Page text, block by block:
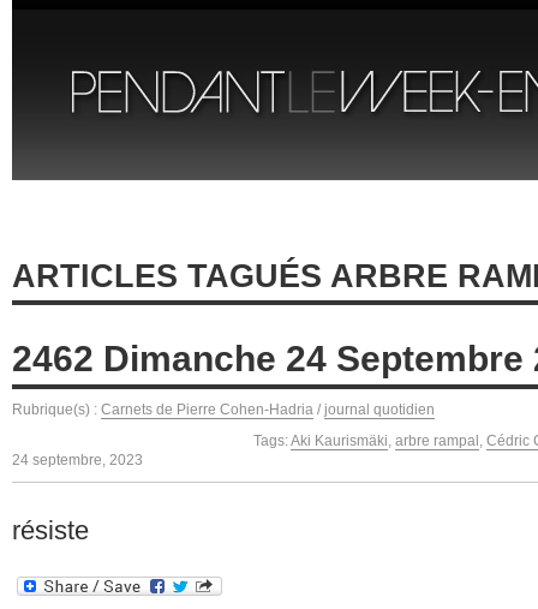
ARTICLES TAGUÉS ARBRE
2462 Dimanche 24 Septembre
Rubrique(s) : Carnets de Pierre Cohen-Hadria / journal quotidien
Tags:Aki Kaurismäki, arbre rampal , Cédric
24 septembre, 2023
résiste